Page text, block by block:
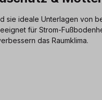
ideale Unterlagen von
für Strom-
das Raumklima.